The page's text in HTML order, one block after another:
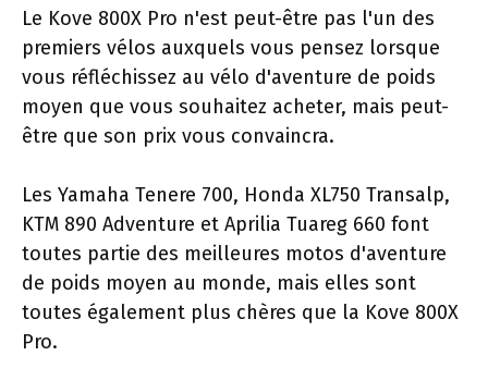
Le Kove 800X Pro n'est peut-être pas l'un des
premiers vélos auxquels vous pensez lorsque
vous réfléchissez au vélo d'aventure de poids
moyen que vous souhaitez acheter, mais peut-
être que son prix vous convaincra.
Les Yamaha Tenere 700, Honda XL750 Transalp,
KTM 890 Adventure et Aprilia Tuareg 660 font
toutes partie des meilleures motos d'aventure
de poids moyen au monde, mais elles sont
toutes également plus chères que la Kove 800X
Pro.